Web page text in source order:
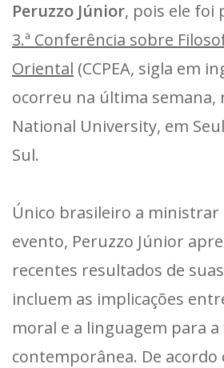
Peruzzo Júnior, pois ele foi
3.ª Conferência sobre
Oriental (CCPEA, sigla em
ocorreu na última semana,
National University, em
Sul.
Único brasileiro a
evento, Peruzzo Júnior
recentes resultados de
incluem as implicações
moral e a linguagem para
contemporânea. De acordo